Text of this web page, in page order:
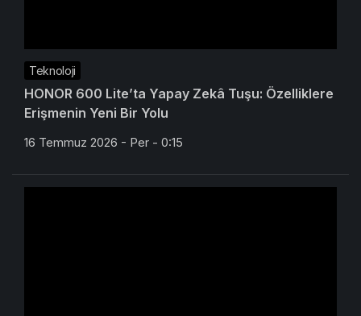
Teknoloji
HONOR 600 Lite’ta Yapay Zekâ Tuşu: Özelliklere
Erişmenin Yeni Bir Yolu
16 Temmuz 2026 - Per - 0:15